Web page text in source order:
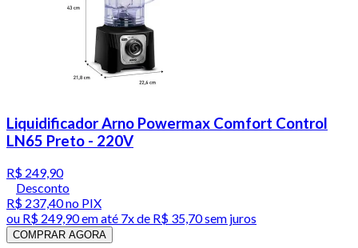
Liquidificador Arno Powermax Comfort Control
LN65 Preto - 220V
R$ 249,90
Desconto
R$ 237,40no PIX
ou R$ 249,90em até 7x de R$ 35,70 sem juros
COMPRAR AGORA